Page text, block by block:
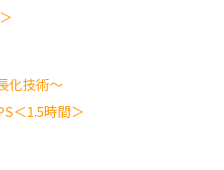
化技術～
＜1.5時間＞